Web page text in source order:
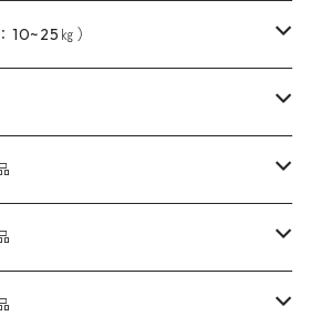
）
合い）
い）
合い）
みの黄色）｜準備中
ンダナ
端の始末も綿糸｜タグなし
端の始末も綿糸｜タグなし
ンク
｜端の始末も綿糸｜タグなし
10~25㎏）
促進剤
調整剤
ー夏毛（硬いタイプ）
ー冬毛（柔らかいタイプ）
10番手｜中厚口）
針状マルセル石鹸